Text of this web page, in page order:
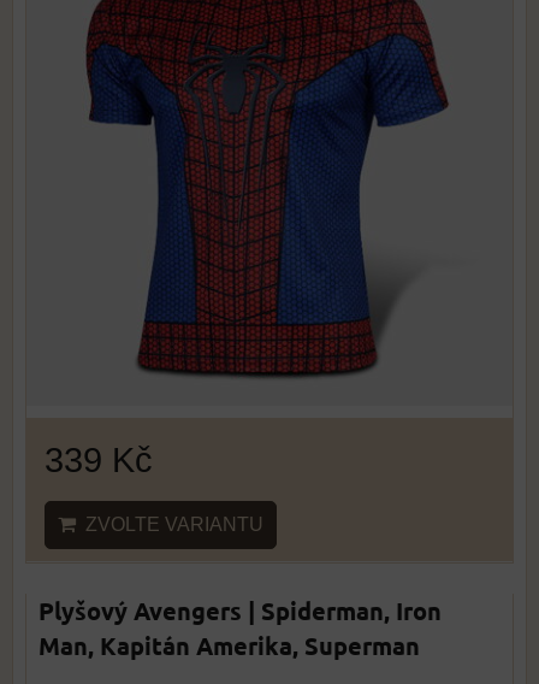
339 Kč
ZVOLTE VARIANTU
Plyšový Avengers | Spiderman, Iron
Man, Kapitán Amerika, Superman